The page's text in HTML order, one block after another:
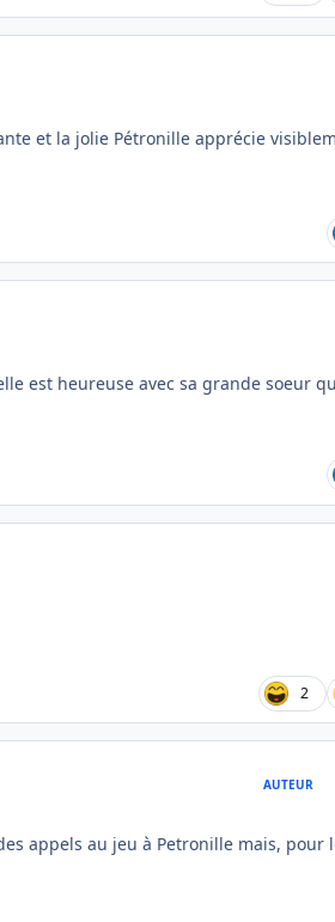
et la jolie Pétronille apprécie
est heureuse avec sa grande soeur
2
AUTEUR
appels au jeu à Petronille mais, pour